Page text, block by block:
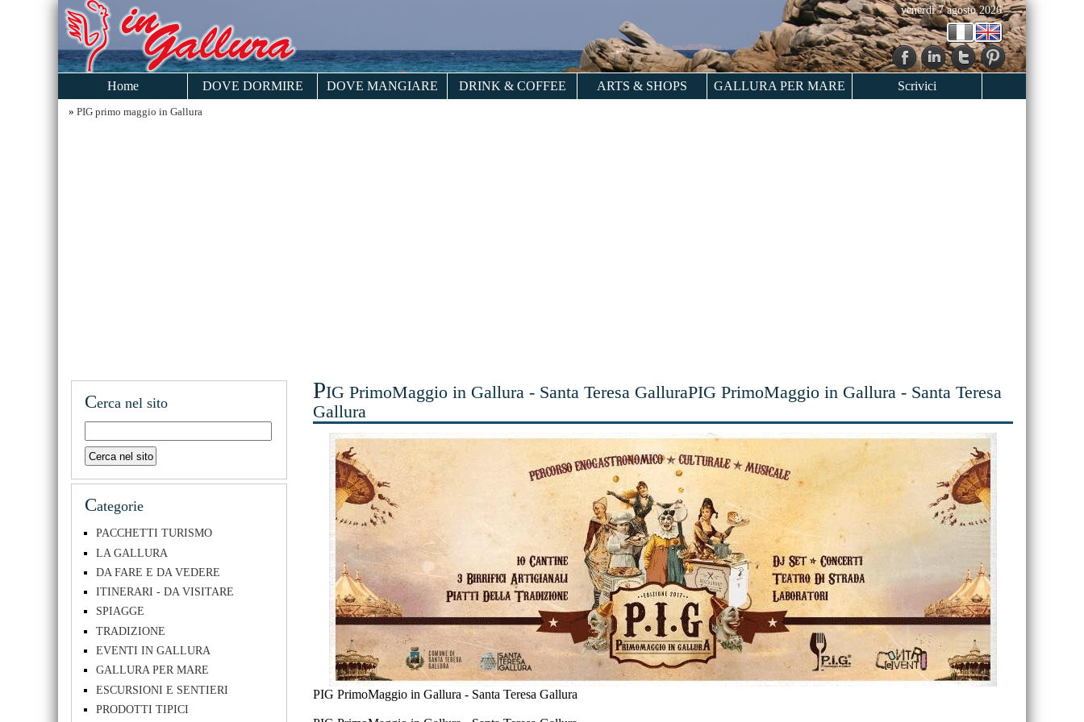
venerdì 7 agosto 2026
Home DOVE DORMIRE DOVE MANGIARE DRINK & COFFEE ARTS & SHOPS GALLURA PER MARE Scrivici
» PIG primo maggio in Gallura
PIG PrimoMaggio in Gallura - Santa Teresa GalluraPIG PrimoMaggio in Gallura - Santa Teresa
Gallura
PIG PrimoMaggio in Gallura - Santa Teresa Gallura
Cerca nel sito
Categorie
PACCHETTI TURISMO
LA GALLURA
DA FARE E DA VEDERE
ITINERARI - DA VISITARE
SPIAGGE
TRADIZIONE
EVENTI IN GALLURA
GALLURA PER MARE
ESCURSIONI E SENTIERI
PRODOTTI TIPICI